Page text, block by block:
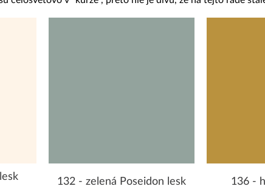
132 - zelená Poseidon lesk 136 -